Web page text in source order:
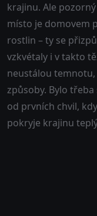
krajinu. Ale
místo je domovem
rostlin – ty se
vzkvétaly i v takto
neustálou
způsoby. Bylo
od prvních chvil,
pokryje krajinu